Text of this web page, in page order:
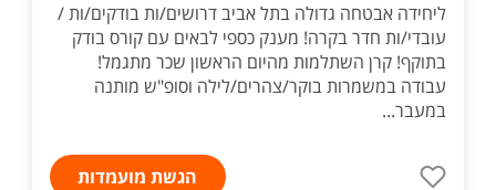
ליחידה אבטחה גדולה בתל אביב דרושים/ות בודקים/ות /
עובדי/ות חדר בקרה! מענק כספי לבאים עם קורס בודק
בתוקף! קרן השתלמות מהיום הראשון שכר מתגמל!
עבודה במשמרות בוקר/צהרים/לילה וסופ"ש מותנה
במעבר...
הגשת מועמדות